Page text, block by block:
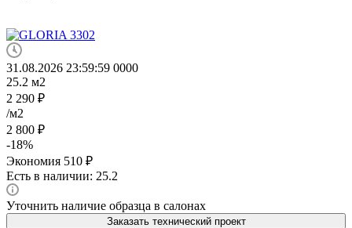
31.08.2026 23:59:59 0000
25.2 м2
2 290 ₽
/м2
2 800 ₽
-18%
Экономия 510 ₽
Есть в наличии: 25.2
Уточнить наличие образца в салонах
Заказать технический проект